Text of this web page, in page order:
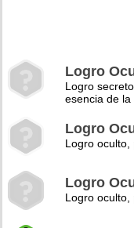
Logro
Logro
esencia de la
Logro
Logro oculto,
Logro
Logro oculto,